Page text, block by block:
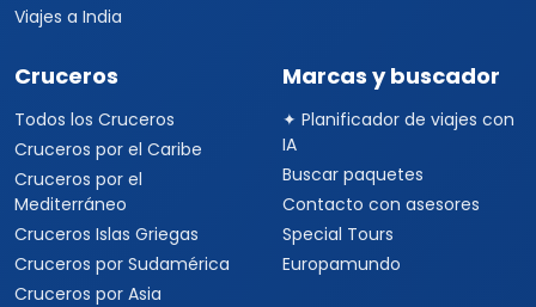
Viajes a India
Cruceros
Todos los Cruceros
Cruceros por el Caribe
Cruceros por el
Mediterráneo
Cruceros Islas Griegas
Cruceros por Sudamérica
Cruceros por Asia
Marcas y buscador
✦ Planificador de viajes con
IA
Buscar paquetes
Contacto con asesores
Special Tours
Europamundo